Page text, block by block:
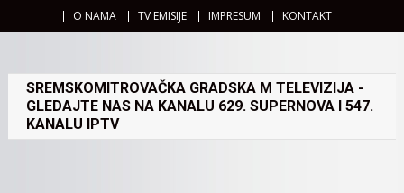
O NAMA TV EMISIJE IMPRESUM KONTAKT
SREMSKOMITROVAČKA GRADSKA M TELEVIZIJA -
GLEDAJTE NAS NA KANALU 629. SUPERNOVA I 547.
KANALU IPTV